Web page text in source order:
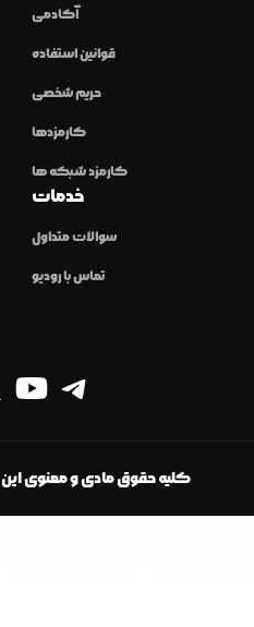
آکادمی
قوانین استفاده
حریم شخصی
کارمزدها
کارمزد شبکه ها
خدمات
سوالات متداول
تماس با رودیو
کلیه حقوق مادی و معنوی